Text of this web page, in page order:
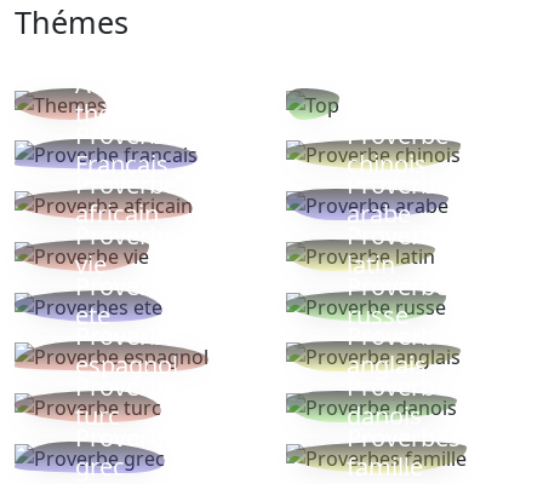
Thémes
Autres
thèmes
Proverbe
Français
Proverbe
chinois
Proverbe
africain
Proverbe
arabe
Proverbe
vie
Proverbe
latin
Proverbes
ete
Proverbe
russe
Proverbe
espagnol
Proverbe
anglais
Proverbe
turc
Proverbe
danois
Proverbe
grec
Proverbes
famille